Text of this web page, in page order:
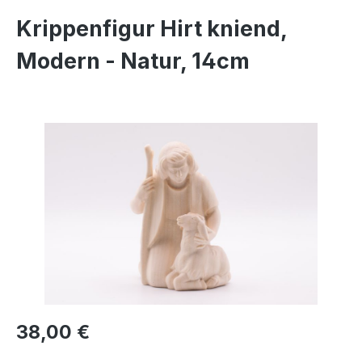
Krippenfigur Hirt kniend,
Modern - Natur, 14cm
Regulärer Preis:
38,00 €